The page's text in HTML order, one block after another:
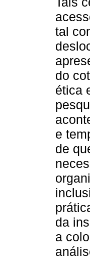
tal
do
ética
e
de
da
a